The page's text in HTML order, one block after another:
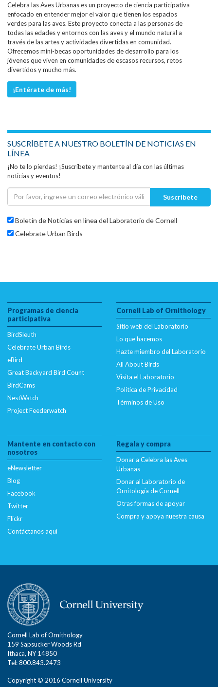
Celebra las Aves Urbanas es un proyecto de ciencia participativa
enfocado en entender mejor el valor que tienen los espacios
verdes para las aves. Este proyecto conecta a las personas de
todas las edades y entornos con las aves y el mundo natural a
través de las artes y actividades divertidas en comunidad.
Ofrecemos mini-becas oportunidades de desarrollo para los
jóvenes que viven en comunidades de escasos recursos, retos
divertidos y mucho más.
¡Entérate de más!
SUSCRÍBETE A NUESTRO BOLETÍN DE NOTICIAS EN
LÍNEA
¡No te lo pierdas! ¡Suscríbete y mantente al día con las últimas
noticias y eventos!
Suscríbete
Boletín de Noticias en línea del Laboratorio de Cornell
Celebrate Urban Birds
Programas de ciencia
participativa
BirdSleuth
Celebrate Urban Birds
eBird
Great Backyard Bird Count
BirdCams
NestWatch
Project Feederwatch
Cornell Lab of Ornithology
Sitio web del Laboratorio
Lo que hacemos
Hazte miembro del Laboratorio
All About Birds
Visita el Laboratorio
Política de Privacidad
Términos de Uso
Mantente en contacto con
nosotros
eNewsletter
Blog
Facebook
Twitter
Flickr
Contáctanos aquí
Regala y compra
Donar a Celebra las Aves
Urbanas
Donar al Laboratorio de
Ornitología de Cornell
Otras formas de apoyar
Compra y apoya nuestra causa
Cornell Lab of Ornithology
159 Sapsucker Woods Rd
Ithaca, NY 14850
Tel: 800.843.2473
Copyright © 2016 Cornell University